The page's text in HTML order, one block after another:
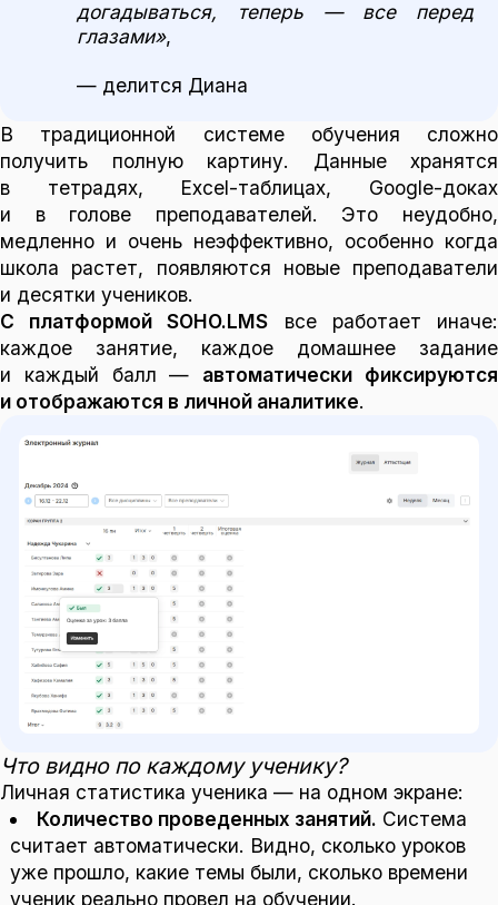
догадываться, теперь — все перед
глазами»,
— делится Диана
В традиционной системе обучения сложно
получить полную картину. Данные хранятся
в тетрадях, Excel-таблицах, Google-доках
и в голове преподавателей. Это неудобно,
медленно и очень неэффективно, особенно когда
школа растет, появляются новые преподаватели
и десятки учеников.
С платформой SOHO.LMS все работает иначе:
каждое занятие, каждое домашнее задание
и каждый балл — автоматически фиксируются
и отображаются в личной аналитике.
Что видно по каждому ученику?
Личная статистика ученика — на одном экране:
Количество проведенных занятий. Система
считает автоматически. Видно, сколько уроков
уже прошло, какие темы были, сколько времени
ученик реально провел на обучении.